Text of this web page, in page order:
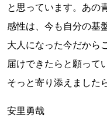
と思っています。あの
感性は、今も自分の基
大人になった今だから
届けできたらと願って
そっと寄り添えました
安里勇哉